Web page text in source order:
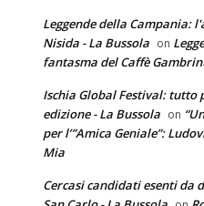
Leggende della Campania:
Nisida - La Bussola on
fantasma del Caffè
Ischia Global Festival: tutto
edizione - La Bussola on
per l’”Amica Geniale”:
Mia
Cercasi candidati esenti da